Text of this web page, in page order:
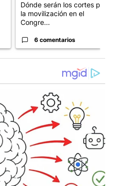
Dónde serán los cortes por
la movilización en el
Congre...
6 comentarios